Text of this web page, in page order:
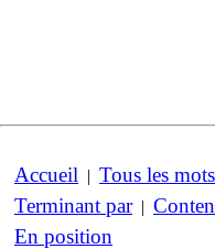
Accueil | Tous les mots
Terminant par|
En position